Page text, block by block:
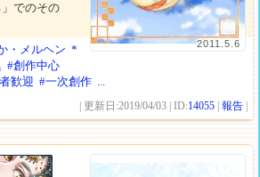
2011.5.6
でのその
・メルヘン *
#創作中心
歓迎 #一次創作 ...
| 更新日:2019/04/03 | ID:14055 |報告